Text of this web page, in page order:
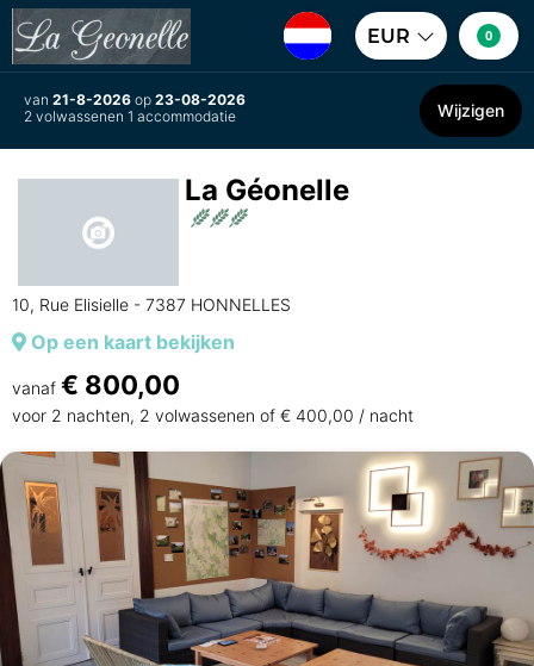
EUR 0
van 21-8-2026 op 23-08-2026
2 volwassenen 1 accommodatie
Wijzigen
La Géonelle
10, Rue Elisielle - 7387 HONNELLES
Op een kaart bekijken
vanaf € 800,00
voor 2 nachten, 2 volwassenen of € 400,00 / nacht